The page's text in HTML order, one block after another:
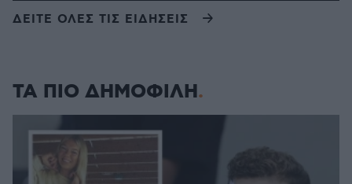
ΔΕΙΤΕ ΟΛΕΣ ΤΙΣ ΕΙΔΗΣΕΙΣ
ΤΑ ΠΙΟ ΔΗΜΟΦΙΛΗ